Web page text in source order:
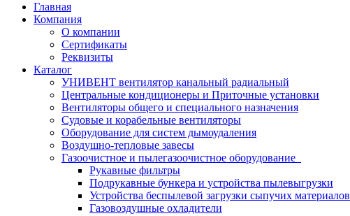
Главная
Компания
О компании
Сертификаты
Реквизиты
Каталог
УНИВЕНТ вентилятор канальный радиальный
Центральные кондиционеры и Приточные установки
Вентиляторы общего и специального назначения
Судовые и корабельные вентиляторы
Оборудование для систем дымоудаления
Воздушно-тепловые завесы
Газоочистное и пылегазоочистное оборудование
Рукавные фильтры
Подрукавные бункера и устройства пылевыгрузки
Устройства беспылевой загрузки сыпучих материалов
Газовоздушные охладители